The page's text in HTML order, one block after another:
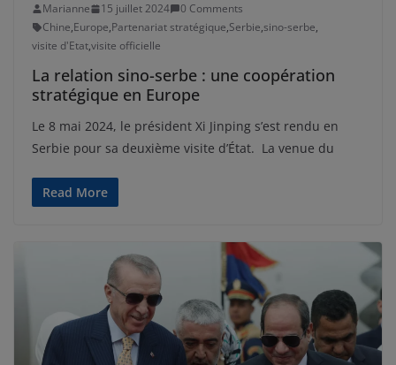
Marianne 15 juillet 2024
0 Comments
Chine,Europe,Partenariat stratégique,Serbie,sino-serbe,
visite d'Etat,visite officielle
La relation sino-serbe : une coopération
stratégique en Europe
Le 8 mai 2024, le président Xi Jinping s’est rendu en
Serbie pour sa deuxième visite d’État. La venue du
Read More